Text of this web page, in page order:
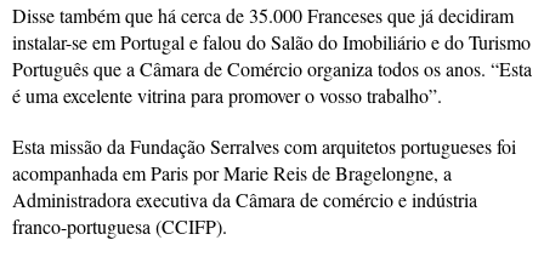
Disse também que há cerca de 35.000 Franceses que já decidiram
instalar-se em Portugal e falou do Salão do Imobiliário e do Turismo
Português que a Câmara de Comércio organiza todos os anos. “Esta
é uma excelente vitrina para promover o vosso trabalho”.
Esta missão da Fundação Serralves com arquitetos portugueses foi
acompanhada em Paris por Marie Reis de Bragelongne, a
Administradora executiva da Câmara de comércio e indústria
franco-portuguesa (CCIFP).